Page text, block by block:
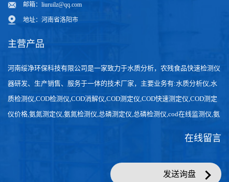
邮箱： liuruilz@qq.com
地址：河南省洛阳市
主营产品
河南绥净环保科技有限公司是一家致力于水质分析，农残食品快速检测仪
器研发、生产销售、服务于一体的技术厂家，主要业务有:水质分析仪,水
质检测仪,COD检测仪,COD消解仪,COD测定仪,COD快速测定仪,COD测定
仪价格,氨氮测定仪,氨氮检测仪,总磷测定仪,总磷检测仪,cod在线监测仪,氨
在线留言
发送询盘